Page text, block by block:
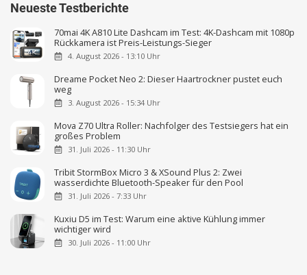
Neueste Testberichte
70mai 4K A810 Lite Dashcam im Test: 4K-Dashcam mit 1080p
Rückkamera ist Preis-Leistungs-Sieger
4. August 2026 - 13:10 Uhr
Dreame Pocket Neo 2: Dieser Haartrockner pustet euch
weg
3. August 2026 - 15:34 Uhr
Mova Z70 Ultra Roller: Nachfolger des Testsiegers hat ein
großes Problem
31. Juli 2026 - 11:30 Uhr
Tribit StormBox Micro 3 & XSound Plus 2: Zwei
wasserdichte Bluetooth-Speaker für den Pool
31. Juli 2026 - 7:33 Uhr
Kuxiu D5 im Test: Warum eine aktive Kühlung immer
wichtiger wird
30. Juli 2026 - 11:00 Uhr